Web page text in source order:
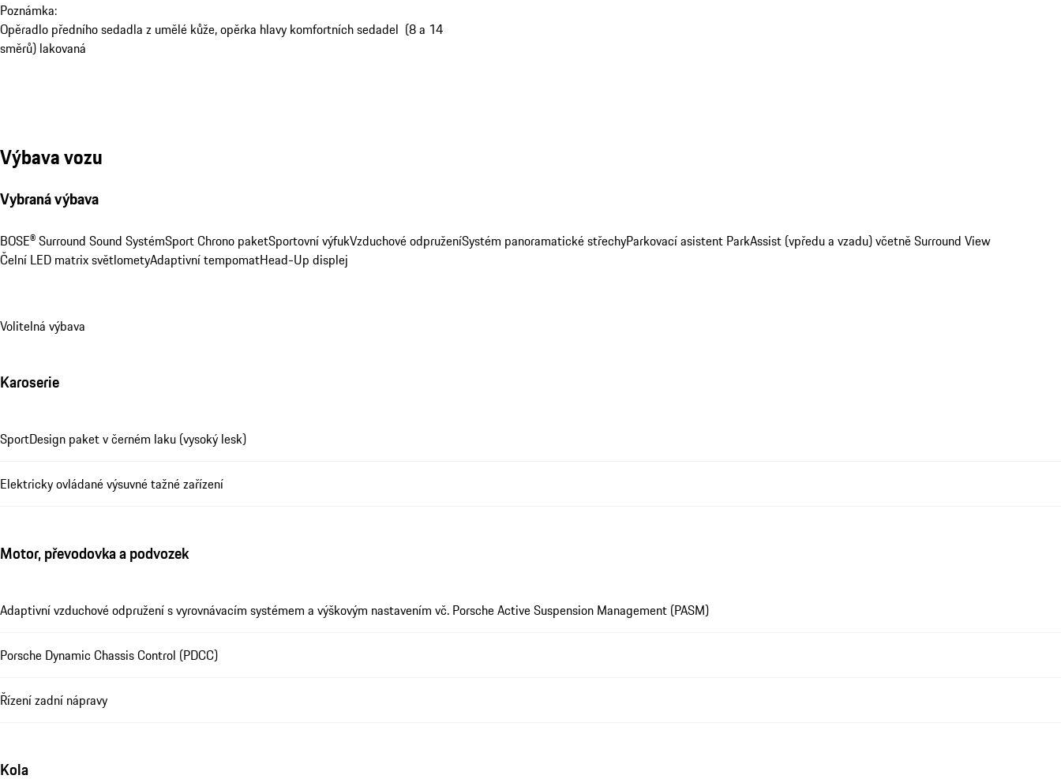
Poznámka:
Opěradlo předního sedadla z umělé kůže, opěrka hlavy komfortních sedadel (8 a 14
směrů) lakovaná
Výbava vozu
Vybraná výbava
BOSE® Surround Sound SystémSport Chrono paketSportovní výfukVzduchové odpruženíSystém panoramatické střechyParkovací asistent ParkAssist (vpředu a vzadu) včetně Surround View
Čelní LED matrix světlometyAdaptivní tempomatHead-Up displej
Volitelná výbava
Karoserie
SportDesign paket v černém laku (vysoký lesk)
Elektricky ovládané výsuvné tažné zařízení
Motor, převodovka a podvozek
Adaptivní vzduchové odpružení s vyrovnávacím systémem a výškovým nastavením vč. Porsche Active Suspension Management (PASM)
Porsche Dynamic Chassis Control (PDCC)
Řízení zadní nápravy
Kola